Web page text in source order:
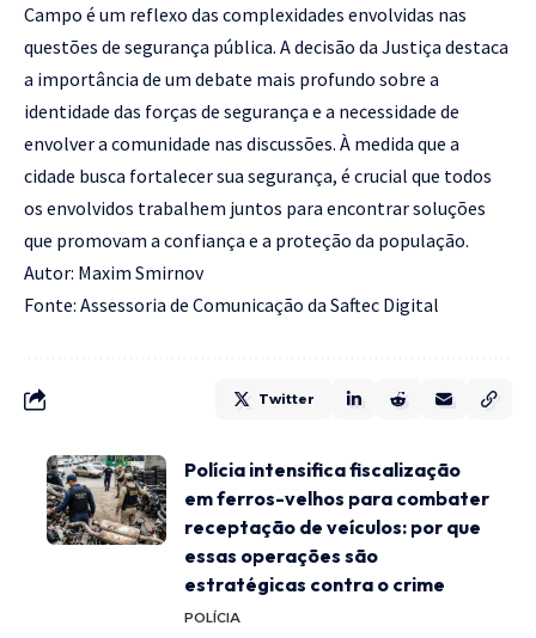
Campo é um reflexo das complexidades envolvidas nas
questões de segurança pública. A decisão da Justiça destaca
a importância de um debate mais profundo sobre a
identidade das forças de segurança e a necessidade de
envolver a comunidade nas discussões. À medida que a
cidade busca fortalecer sua segurança, é crucial que todos
os envolvidos trabalhem juntos para encontrar soluções
que promovam a confiança e a proteção da população.
Autor: Maxim Smirnov
Fonte: Assessoria de Comunicação da Saftec Digital
Twitter
Polícia intensifica fiscalização
em ferros-velhos para combater
receptação de veículos: por que
essas operações são
estratégicas contra o crime
POLÍCIA